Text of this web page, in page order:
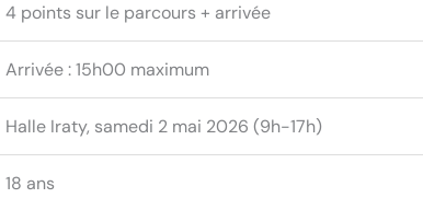
4 points sur le parcours + arrivée
Arrivée : 15h00 maximum
Halle Iraty, samedi 2 mai 2026 (9h-17h)
18 ans